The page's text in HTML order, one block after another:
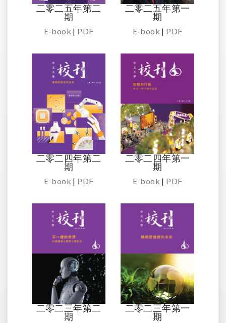
二零二五年第二
期
E-book | PDF
二零二五年第一
期
E-book | PDF
二零二四年第二
期
E-book | PDF
二零二四年第一
期
E-book | PDF
二零二三年第二
期
二零二三年第一
期